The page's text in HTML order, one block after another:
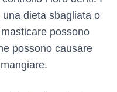
una dieta sbagliata o
possono
possono causare